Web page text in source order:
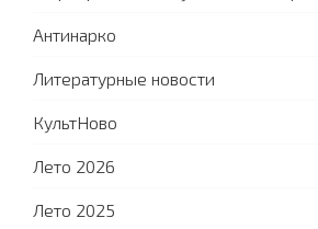
Антинарко
Литературные новости
КультНово
Лето 2026
Лето 2025